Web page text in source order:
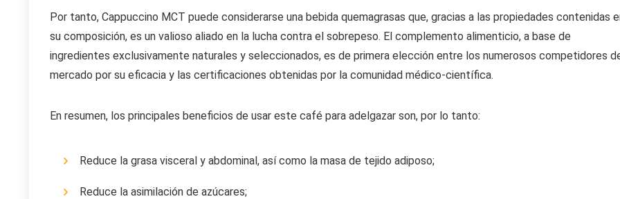
Por tanto, Cappuccino MCT puede considerarse una bebida quemagrasas que, gracias a las propiedades contenidas
su composición, es un valioso aliado en la lucha contra el sobrepeso. El complemento alimenticio, a base de
ingredientes exclusivamente naturales y seleccionados, es de primera elección entre los numerosos competidores
mercado por su eficacia y las certificaciones obtenidas por la comunidad médico-científica.
En resumen, los principales beneficios de usar este café para adelgazar son, por lo tanto:
Reduce la grasa visceral y abdominal, así como la masa de tejido adiposo;
Reduce la asimilación de azúcares;